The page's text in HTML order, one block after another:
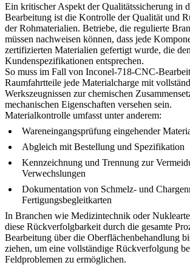
Ein kritischer Aspekt der Qualitätssicherung in
Bearbeitung ist die Kontrolle der Qualität und
der Rohmaterialien. Betriebe, die regulierte
müssen nachweisen können, dass jede
zertifizierten Materialien gefertigt wurde, die den
Kundenspezifikationen entsprechen.
So muss im Fall von Inconel-718-CNC-
Raumfahrtteile jede Materialcharge mit
Werkszeugnissen zur chemischen
mechanischen Eigenschaften versehen sein.
Materialkontrolle umfasst unter anderem:
Wareneingangsprüfung eingehender
Abgleich mit Bestellung und Spezifikation
Kennzeichnung und Trennung zur
Verwechslungen
Dokumentation von Schmelz- und
Fertigungsbegleitkarten
In Branchen wie Medizintechnik oder
diese Rückverfolgbarkeit durch die gesamte
Bearbeitung über die Oberflächenbehandlung
ziehen, um eine vollständige Rückverfolgung
Feldproblemen zu ermöglichen.